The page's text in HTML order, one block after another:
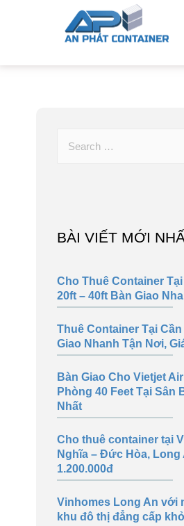
BÀI VIẾT MỚI
Cho Thuê Container Tại
20ft – 40ft Bàn Giao
Thuê Container Tại Cần
Giao Nhanh Tận Nơi,
Bàn Giao Cho Vietjet
Phòng 40 Feet Tại Sân
Nhất
Cho thuê container tại
Nghĩa – Đức Hòa,
1.200.000đ
Vinhomes Long An với
khu đô thị đẳng cấp